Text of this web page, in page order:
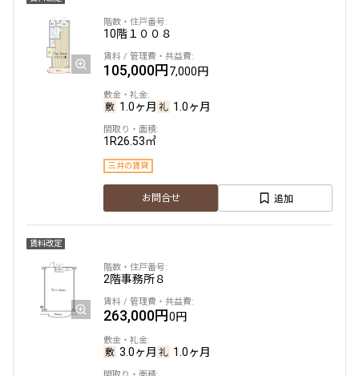
10階１００８
105,000円7,000円
1.0ヶ月 1.0ヶ月
1R26.53㎡
三井の賃貸
お問合せ 追加
賃料改定
2階事務所８
263,000円0円
3.0ヶ月 1.0ヶ月